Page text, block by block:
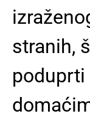
stranih,